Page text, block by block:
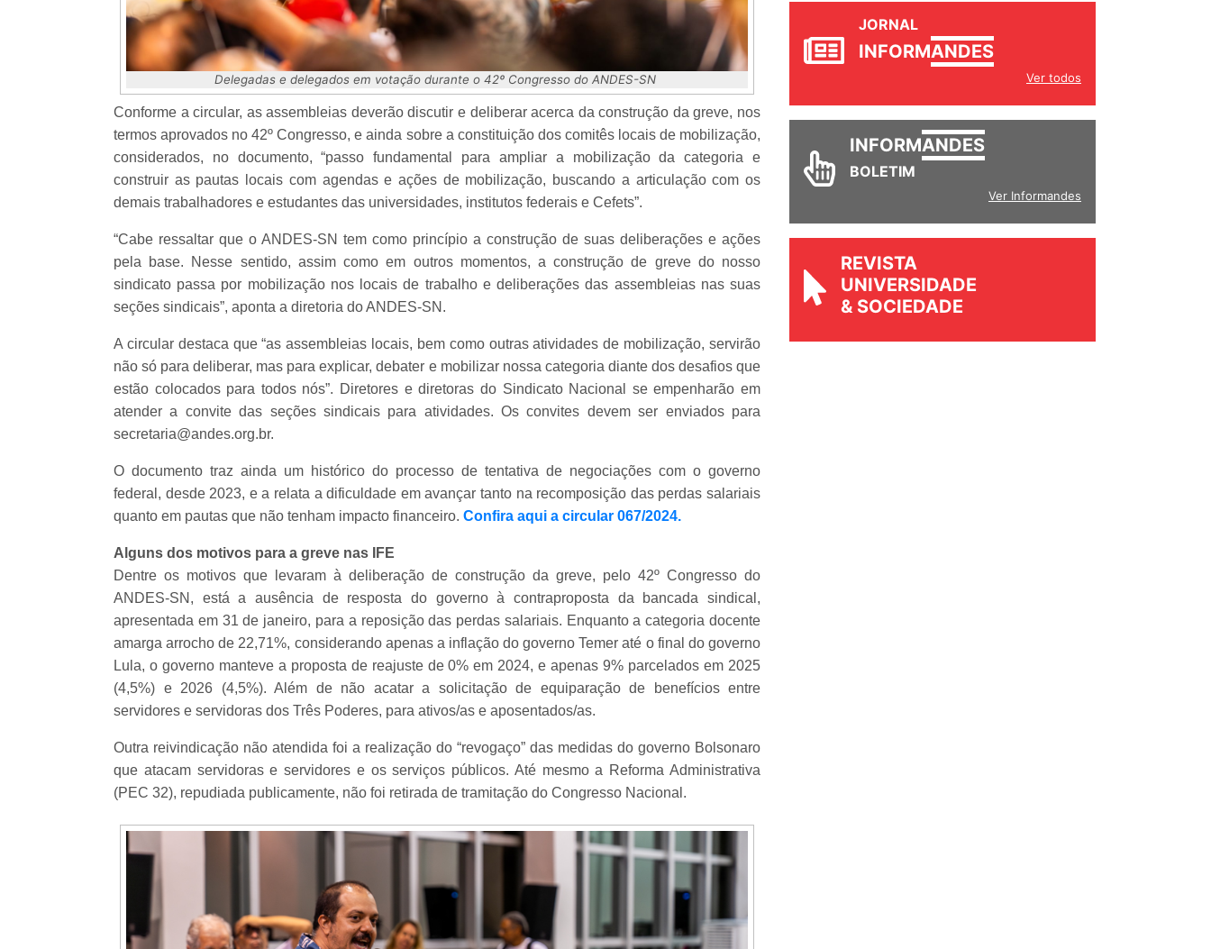
Delegadas e delegados em votação durante o 42º Congresso do ANDES-SN
Conforme a circular, as assembleias deverão discutir e deliberar acerca da construção da greve, nos
termos aprovados no 42º Congresso, e ainda sobre a constituição dos comitês locais de mobilização,
considerados, no documento, “passo fundamental para ampliar a mobilização da categoria e
construir as pautas locais com agendas e ações de mobilização, buscando a articulação com os
demais trabalhadores e estudantes das universidades, institutos federais e Cefets”.
“Cabe ressaltar que o ANDES-SN tem como princípio a construção de suas deliberações e ações
pela base. Nesse sentido, assim como em outros momentos, a construção de greve do nosso
sindicato passa por mobilização nos locais de trabalho e deliberações das assembleias nas suas
seções sindicais”, aponta a diretoria do ANDES-SN.
A circular destaca que “as assembleias locais, bem como outras atividades de mobilização, servirão
não só para deliberar, mas para explicar, debater e mobilizar nossa categoria diante dos desafios que
estão colocados para todos nós”. Diretores e diretoras do Sindicato Nacional se empenharão em
atender a convite das seções sindicais para atividades. Os convites devem ser enviados para
secretaria@andes.org.br.
O documento traz ainda um histórico do processo de tentativa de negociações com o governo
federal, desde 2023, e a relata a dificuldade em avançar tanto na recomposição das perdas salariais
quanto em pautas que não tenham impacto financeiro. Confira aqui a circular 067/2024.
Alguns dos motivos para a greve nas IFE
Dentre os motivos que levaram à deliberação de construção da greve, pelo 42º Congresso do
ANDES-SN, está a ausência de resposta do governo à contraproposta da bancada sindical,
apresentada em 31 de janeiro, para a reposição das perdas salariais. Enquanto a categoria docente
amarga arrocho de 22,71%, considerando apenas a inflação do governo Temer até o final do governo
Lula, o governo manteve a proposta de reajuste de 0% em 2024, e apenas 9% parcelados em 2025
(4,5%) e 2026 (4,5%). Além de não acatar a solicitação de equiparação de benefícios entre
servidores e servidoras dos Três Poderes, para ativos/as e aposentados/as.
Outra reivindicação não atendida foi a realização do “revogaço” das medidas do governo Bolsonaro
que atacam servidoras e servidores e os serviços públicos. Até mesmo a Reforma Administrativa
(PEC 32), repudiada publicamente, não foi retirada de tramitação do Congresso Nacional.
JORNAL
Ver todos
INFORM
Ver Informandes
REVISTA
UNIVERSIDADE